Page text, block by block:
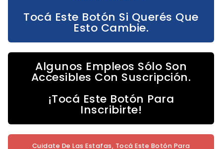
Tocá Este Botón Si Querés Que
Esto Cambie.
Algunos Empleos Sólo Son
Accesibles Con Suscripción.
¡Tocá Este Botón Para
Inscribirte!
Cuidate De Las Estafas, Tocá Este Botón Para